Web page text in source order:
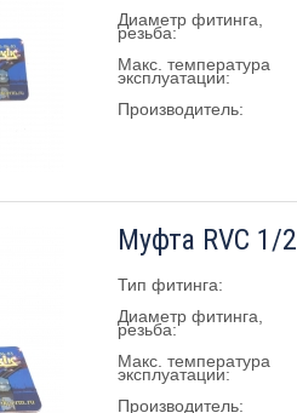
Диаметр фитинга,
резьба:
Макс. температура
эксплуатации:
Производитель:
Муфта RVC 1/2
Тип фитинга:
Диаметр фитинга,
резьба:
Макс. температура
эксплуатации:
Производитель: